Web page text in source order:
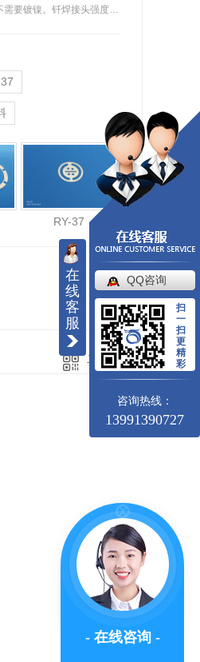
需要镀镍。钎焊接头强度
RY-37
二维码分享
在
线
客
服
QQ咨询
扫
一
扫
更
精
彩
咨询热线：
13991390727
- 在线咨询 -